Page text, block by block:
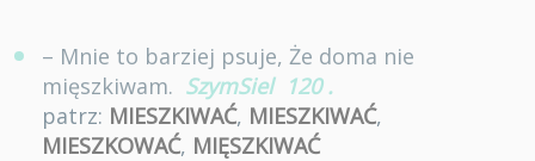
– Mnie to barziej psuje, Że doma nie
mięszkiwam. SzymSiel 120 .
patrz: MIESZKIWAĆ, MIESZKIWAĆ,
MIESZKOWAĆ, MIĘSZKIWAĆ